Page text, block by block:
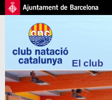
El club